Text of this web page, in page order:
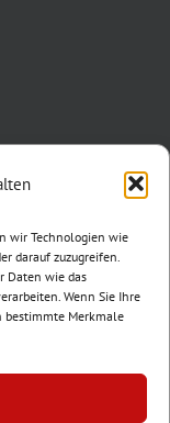
wir Technologien wie
darauf zuzugreifen.
Daten wie das
Wenn Sie Ihre
bestimmte Merkmale